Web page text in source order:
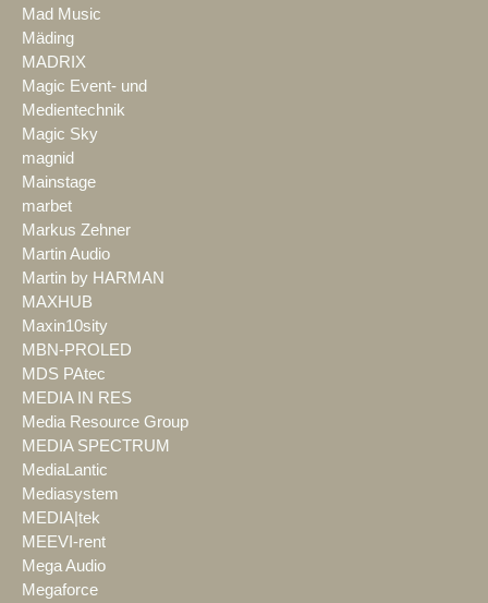
Mad Music
Mäding
MADRIX
Magic Event- und
Medientechnik
Magic Sky
magnid
Mainstage
marbet
Markus Zehner
Martin Audio
Martin by HARMAN
MAXHUB
Maxin10sity
MBN-PROLED
MDS PAtec
MEDIA IN RES
Media Resource Group
MEDIA SPECTRUM
MediaLantic
Mediasystem
MEDIA|tek
MEEVI-rent
Mega Audio
Megaforce